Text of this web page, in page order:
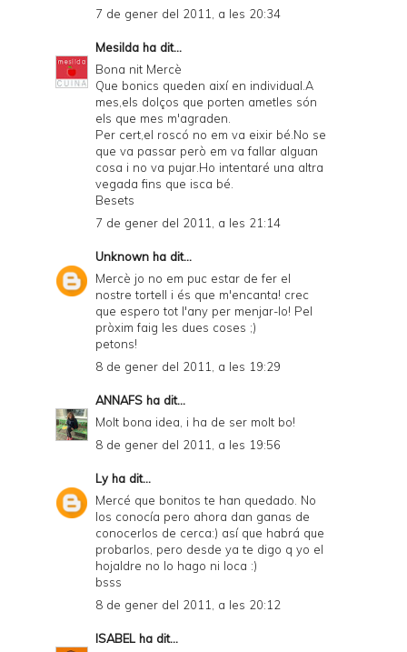
7 de gener del 2011, a les 20:34
Mesilda ha dit...
Bona nit Mercè
Que bonics queden així en individual.A
mes,els dolços que porten ametles són
els que mes m'agraden.
Per cert,el roscó no em va eixir bé.No se
que va passar però em va fallar alguan
cosa i no va pujar.Ho intentaré una altra
vegada fins que isca bé.
Besets
7 de gener del 2011, a les 21:14
Unknown ha dit...
Mercè jo no em puc estar de fer el
nostre tortell i és que m'encanta! crec
que espero tot l'any per menjar-lo! Pel
pròxim faig les dues coses ;)
petons!
8 de gener del 2011, a les 19:29
ANNAFS ha dit...
Molt bona idea, i ha de ser molt bo!
8 de gener del 2011, a les 19:56
Lyha dit...
Mercé que bonitos te han quedado. No
los conocía pero ahora dan ganas de
conocerlos de cerca:) así que habrá que
probarlos, pero desde ya te digo q yo el
hojaldre no lo hago ni loca :)
bsss
8 de gener del 2011, a les 20:12
ISABEL ha dit...